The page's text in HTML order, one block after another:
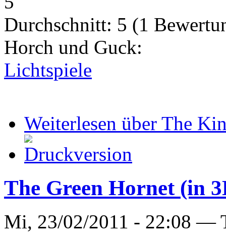
Durchschnitt: 5 (1
Horch und Guck:
Lichtspiele
Weiterlesen über The
The Green Hornet (in
Mi, 23/02/2011 - 22:08 —